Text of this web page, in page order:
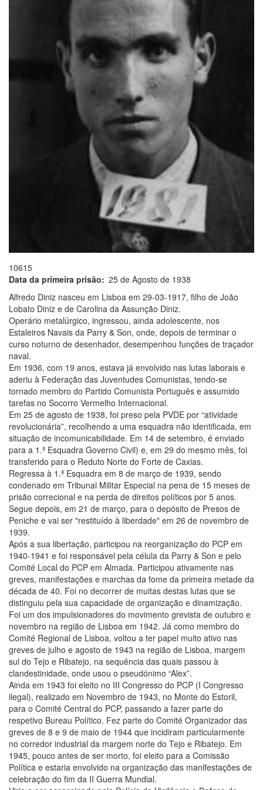
10615
Data da primeira prisão
25 de Agosto de 1938
Alfredo Diniz nasceu em Lisboa em 29-03-1917, filho de João
Lobato Diniz e de Carolina da Assunção Diniz.
Operário metalúrgico, ingressou, ainda adolescente, nos
Estaleiros Navais da Parry & Son, onde, depois de terminar o
curso noturno de desenhador, desempenhou funções de traçador
naval.
Em 1936, com 19 anos, estava já envolvido nas lutas laborais e
aderiu à Federação das Juventudes Comunistas, tendo-se
tornado membro do Partido Comunista Português e assumido
tarefas no Socorro Vermelho Internacional.
Em 25 de agosto de 1938, foi preso pela PVDE por “atividade
revolucionária”, recolhendo a uma esquadra não identificada, em
situação de incomunicabilidade. Em 14 de setembro, é enviado
para a 1.ª Esquadra Governo Civil) e, em 29 do mesmo mês, foi
transferido para o Reduto Norte do Forte de Caxias.
Regressa à 1.ª Esquadra em 8 de março de 1939, sendo
condenado em Tribunal Militar Especial na pena de 15 meses de
prisão correcional e na perda de direitos políticos por 5 anos.
Segue depois, em 21 de março, para o depósito de Presos de
Peniche e vai ser "restituído à liberdade" em 26 de novembro de
1939.
Após a sua libertação, participou na reorganização do PCP em
1940-1941 e foi responsável pela célula da Parry & Son e pelo
Comité Local do PCP em Almada. Participou ativamente nas
greves, manifestações e marchas da fome da primeira metade da
década de 40. Foi no decorrer de muitas destas lutas que se
distinguiu pela sua capacidade de organização e dinamização.
Foi um dos impulsionadores do movimento grevista de outubro e
novembro na região de Lisboa em 1942. Já como membro do
Comité Regional de Lisboa, voltou a ter papel muito ativo nas
greves de julho e agosto de 1943 na região de Lisboa, margem
sul do Tejo e Ribatejo, na sequência das quais passou à
clandestinidade, onde usou o pseudónimo “Alex”.
Ainda em 1943 foi eleito no III Congresso do PCP (I Congresso
ilegal), realizado em Novembro de 1943, no Monte do Estoril,
para o Comité Central do PCP, passando a fazer parte do
respetivo Bureau Político. Fez parte do Comité Organizador das
greves de 8 e 9 de maio de 1944 que incidiram particularmente
no corredor industrial da margem norte do Tejo e Ribatejo. Em
1945, pouco antes de ser morto, foi eleito para a Comissão
Política e estaria envolvido na organização das manifestações de
celebração do fim da II Guerra Mundial.